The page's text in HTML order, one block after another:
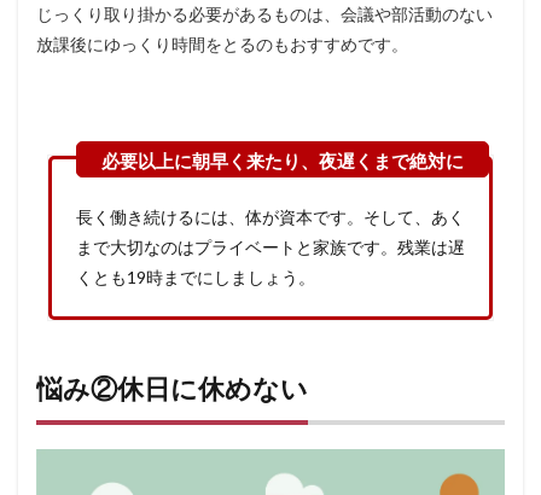
じっくり取り掛かる必要があるものは、会議や部活動のない
放課後にゆっくり時間をとるのもおすすめです。
長く働き続けるには、体が資本です。そして、あく
まで大切なのはプライベートと家族です。残業は遅
くとも19時までにしましょう。
悩み②休日に休めない